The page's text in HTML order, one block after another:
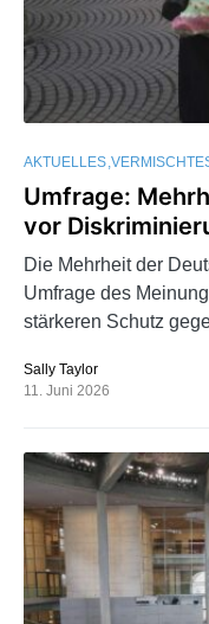
AKTUELLES
Umfrage:
vor
Die Mehrheit der
Umfrage des
stärkeren Schutz
Sally Taylor
11. Juni 2026